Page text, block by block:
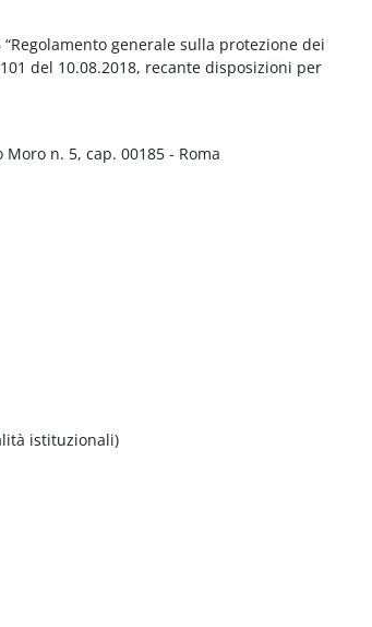
generale sulla protezione dei
del 10.08.2018, recante disposizioni per
n. 5, cap. 00185 - Roma
istituzionali)